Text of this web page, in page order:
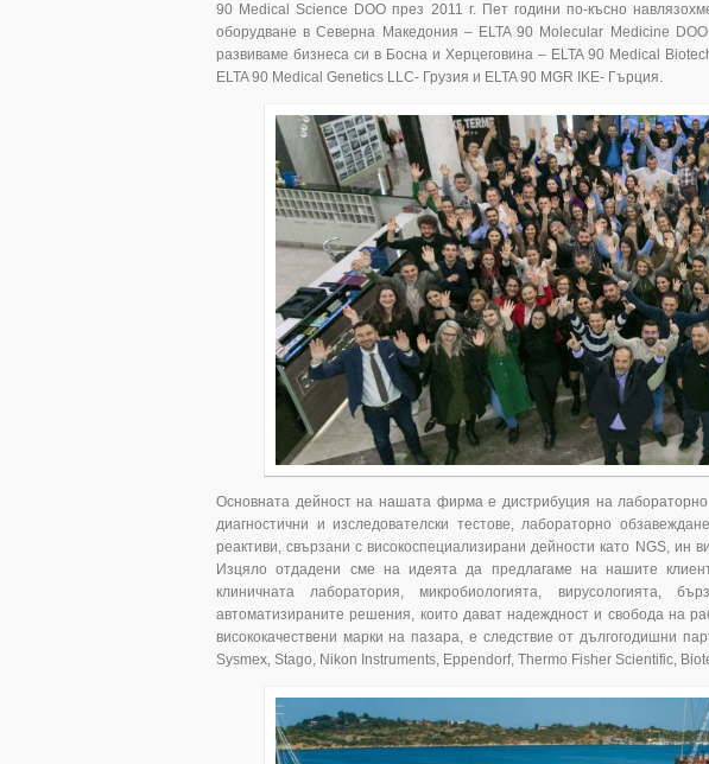
90 Medical Science DOO през 2011 г. Пет години по-късно
оборудване в Северна Македония – ELTA 90 Molecular Medicine
развиваме бизнеса си в Босна и Херцеговина – ELTA 90 Medical
ELTA 90 Medical Genetics LLC- Грузия и ELTA 90 MGR IKE- Гърция.
Основната дейност на нашата фирма е дистрибуция на лабораторно
диагностични и изследователски тестове, лабораторно
реактиви, свързани с високоспециализирани дейности като NGS, ин
Изцяло отдадени сме на идеята да предлагаме на нашите
клиничната лаборатория, микробиологията, вирусологията,
автоматизираните решения, които дават надеждност и свобода на
висококачествени марки на пазара, е следствие от дългогодишни
Sysmex, Stago, Nikon Instruments, Eppendorf, Thermo Fisher Scientific,